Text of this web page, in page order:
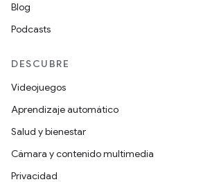
Blog
Podcasts
DESCUBRE
Videojuegos
Aprendizaje automático
Salud y bienestar
Cámara y contenido multimedia
Privacidad